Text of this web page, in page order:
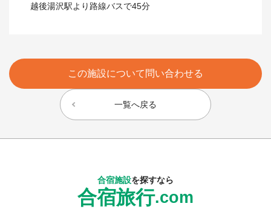
越後湯沢駅より路線バスで45分
一覧へ戻る
この施設について問い合わせる
合宿施設を探すなら
合宿旅行.com